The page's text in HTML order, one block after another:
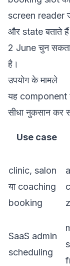
screen reader
और state बताते
2 June चुन
है।
उपयोग के मामले
यह component
सीधा नुकसान कर
Use case
clinic, salon
या coaching
booking
SaaS admin
scheduling